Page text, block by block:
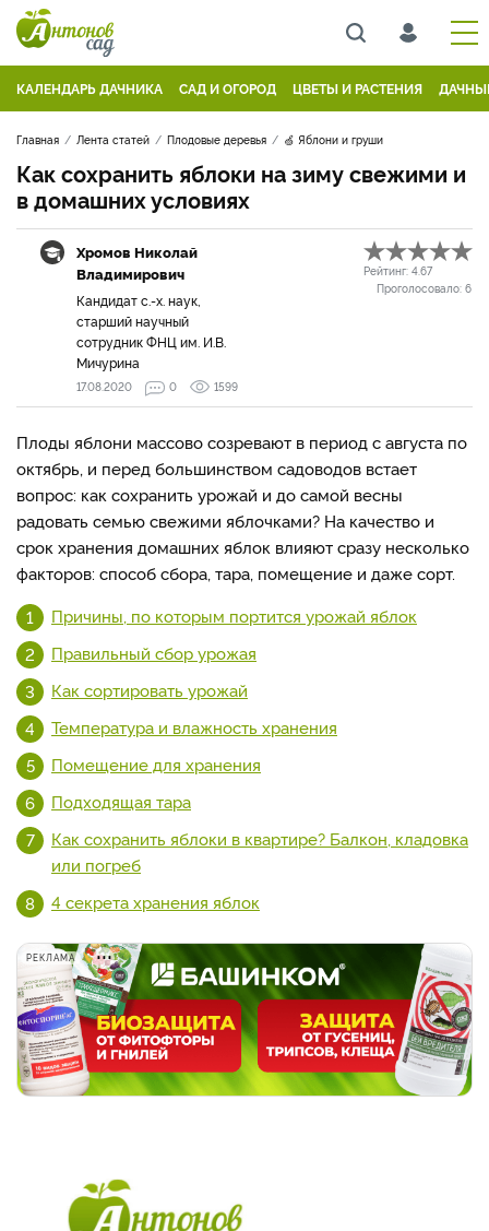
КАЛЕНДАРЬ ДАЧНИКА САД И ОГОРОД ЦВЕТЫ И РАСТЕНИЯ
Главная Лента статей Плодовые деревья 🍏 Яблони и груши
Как сохранить яблоки на зиму свежими и
в домашних условиях
Хромов Николай
Владимирович
Кандидат с.-х. наук,
старший научный
сотрудник ФНЦ им. И.В.
Мичурина
Рейтинг: 4.67
Проголосовало: 6
17.08.2020 0 1599
Плоды яблони массово созревают в период с августа по
октябрь, и перед большинством садоводов встает
вопрос: как сохранить урожай и до самой весны
радовать семью свежими яблочками? На качество и
срок хранения домашних яблок влияют сразу несколько
факторов: способ сбора, тара, помещение и даже сорт.
Причины, по которым портится урожай яблок
Правильный сбор урожая
Как сортировать урожай
Температура и влажность хранения
Помещение для хранения
Подходящая тара
Как сохранить яблоки в квартире? Балкон, кладовка
или погреб
4 секрета хранения яблок
РЕКЛАМА